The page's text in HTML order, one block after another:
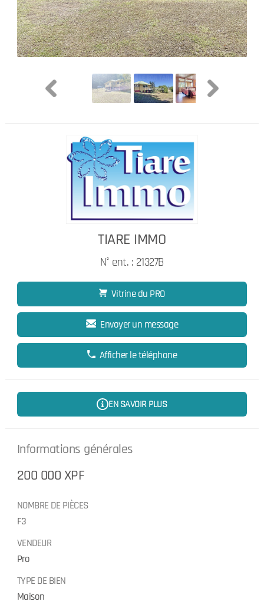
TIARE IMMO
N° ent. : 21327B
Vitrine du PRO
Envoyer un message
Afficher le téléphone
EN SAVOIR PLUS
Informations générales
200 000 XPF
NOMBRE DE PIÈCES
F3
VENDEUR
Pro
TYPE DE BIEN
Maison